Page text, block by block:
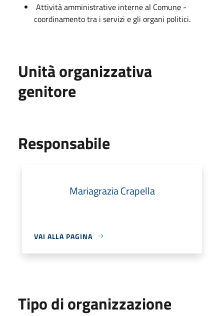
Attività amministrative interne al Comune -
coordinamento tra i servizi e gli organi politici.
Unità organizzativa
genitore
Responsabile
Mariagrazia Crapella
VAI ALLA PAGINA
Tipo di organizzazione